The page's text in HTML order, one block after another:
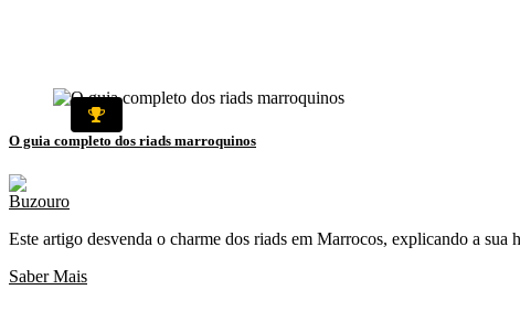
O guia completo dos riads marroquinos
Este artigo desvenda o charme dos riads em Marrocos, explicando a
Saber Mais